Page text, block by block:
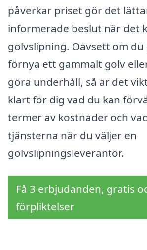
påverkar priset gör det
informerade beslut när det
golvslipning. Oavsett om
förnya ett gammalt golv
göra underhåll, så är det
klart för dig vad du kan
termer av kostnader och
tjänsterna när du väljer en
golvslipningsleverantör.
Få 3 erbjudanden, gratis
förpliktelser